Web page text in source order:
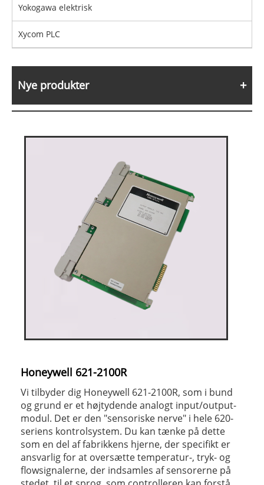
Yokogawa elektrisk
Xycom PLC
Nye produkter
Honeywell 621-2100R
Vi tilbyder dig Honeywell 621-2100R, som i bund
og grund er et højtydende analogt input/output-
modul. Det er den "sensoriske nerve" i hele 620-
seriens kontrolsystem. Du kan tænke på dette
som en del af fabrikkens hjerne, der specifikt er
ansvarlig for at oversætte temperatur-, tryk- og
flowsignalerne, der indsamles af sensorerne på